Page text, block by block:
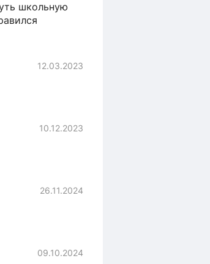
школьную
12.03.2023
10.12.2023
26.11.2024
09.10.2024